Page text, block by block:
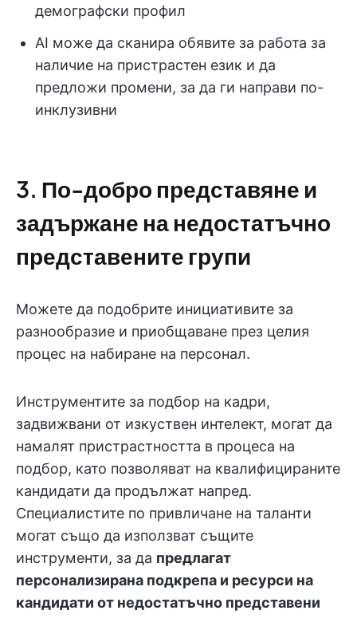
демографски профил
AI може да сканира обявите за работа за
наличие на пристрастен език и да
предложи промени, за да ги направи по-
инклузивни
3. По-добро представяне и
задържане на недостатъчно
представените групи
Можете да подобрите инициативите за
разнообразие и приобщаване през целия
процес на набиране на персонал.
Инструментите за подбор на кадри,
задвижвани от изкуствен интелект, могат да
намалят пристрастността в процеса на
подбор, като позволяват на квалифицираните
кандидати да продължат напред.
Специалистите по привличане на таланти
могат също да използват същите
инструменти, за да предлагат
персонализирана подкрепа и ресурси на
кандидати от недостатъчно представени